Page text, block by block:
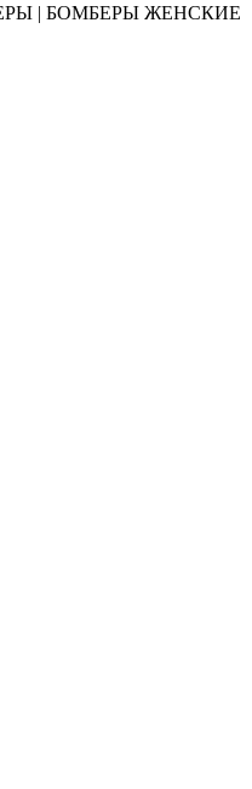
| БОМБЕРЫ ЖЕНСКИЕ